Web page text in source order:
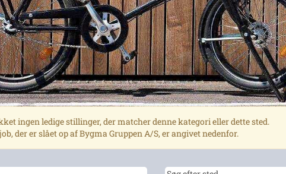
ingen ledige stillinger, der matcher denne kategori eller dette sted.
der er slået op af Bygma Gruppen A/S, er angivet nedenfor.